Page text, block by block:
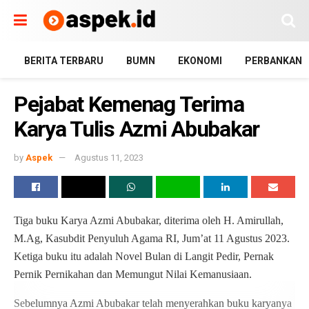
BERITA TERBARU BUMN EKONOMI PERBANKAN
Pejabat Kemenag Terima
Karya Tulis Azmi Abubakar
by Aspek Agustus 11, 2023
Tiga buku Karya Azmi Abubakar, diterima oleh H. Amirullah,
M.Ag, Kasubdit Penyuluh Agama RI, Jum’at 11 Agustus 2023.
Ketiga buku itu adalah Novel Bulan di Langit Pedir, Pernak
Pernik Pernikahan dan Memungut Nilai Kemanusiaan.
Sebelumnya Azmi Abubakar telah menyerahkan buku karyanya